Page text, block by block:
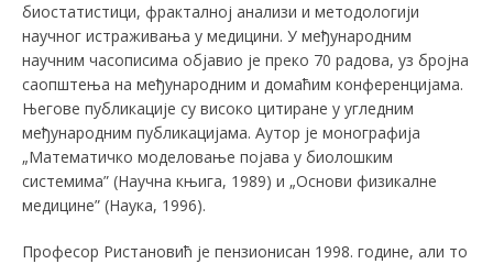
биостатистици, фракталној анализи и методологији
научног истраживања у медицини. У међународним
научним часописима објавио је преко 70 радова, уз бројна
саопштења на међународним и домаћим конференцијама.
Његове публикације су високо цитиране у угледним
међународним публикацијама. Аутор је монографија
„Математичко моделовање појава у биолошким
системима” (Научна књига, 1989) и „Основи физикалне
медицине” (Наука, 1996).
Професор Ристановић је пензионисан 1998. године, али то